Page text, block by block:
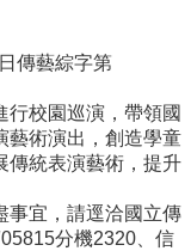
傳藝綜字第
行校園巡演，帶領國
藝術演出，創造學童
傳統表演藝術，提升
事宜，請逕洽國立傳
分機2320、信